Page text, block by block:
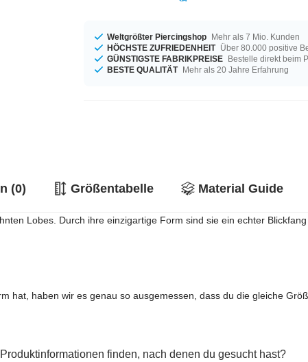
Weltgrößter Piercingshop Mehr als 7 Mio. Kunden
HÖCHSTE ZUFRIEDENHEIT Über 80.000 positive
GÜNSTIGSTE FABRIKPREISE Bestelle direkt beim
BESTE QUALITÄT Mehr als 20 Jahre Erfahrung
(0) Größentabelle Material Guide
Lobes. Durch ihre einzigartige Form sind sie ein echter
hat, haben wir es genau so ausgemessen, dass du die gleiche
finden, nach denen du gesucht hast?